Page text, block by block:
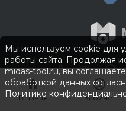
Главная Кабинет
Главная Кабинет
© 2026 © Компания
Мы используем cookie для
работы сайта. Продолжая
midas-tool.ru, вы
обработкой данных
Политике